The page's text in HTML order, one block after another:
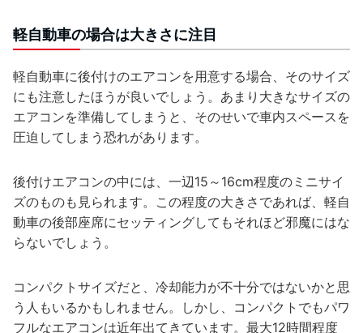
軽自動車の場合は大きさに注目
軽自動車に後付けのエアコンを用意する場合、そのサイズ
にも注意したほうが良いでしょう。あまり大きなサイズの
エアコンを準備してしまうと、そのせいで車内スペースを
圧迫してしまう恐れがあります。
後付けエアコンの中には、一辺15～16cm程度のミニサイ
ズのものも見られます。この程度の大きさであれば、軽自
動車の後部座席にセッティングしてもそれほど邪魔にはな
らないでしょう。
コンパクトサイズだと、冷却能力が不十分ではないかと思
う人もいるかもしれません。しかし、コンパクトでもパワ
フルなエアコンは近年出てきています。最大12時間程度